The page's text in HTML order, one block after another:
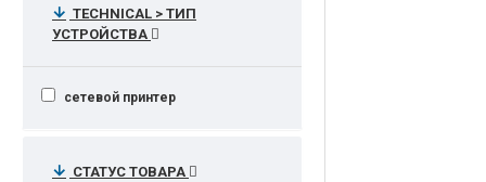
TECHNICAL > ТИП
УСТРОЙСТВА
сетевой принтер
СТАТУС ТОВАРА